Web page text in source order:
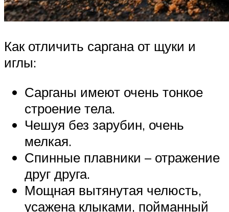
Как отличить саргана от щуки и
иглы:
Сарганы имеют очень тонкое
строение тела.
Чешуя без зарубин, очень
мелкая.
Спинные плавники – отражение
друг друга.
Мощная вытянутая челюсть,
усажена клыками, пойманный